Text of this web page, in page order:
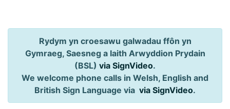
Rydym yn croesawu galwadau ffôn yn
Gymraeg, Saesneg a Iaith Arwyddion Prydain
(BSL) via SignVideo.
We welcome phone calls in Welsh, English and
British Sign Language via via SignVideo.